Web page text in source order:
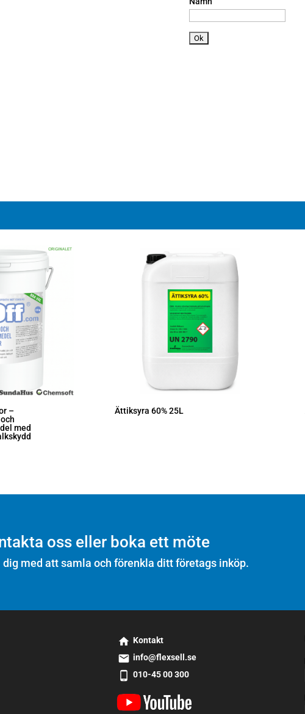
ic
o
n
–
med
Ättiksyra 60% 25L
oss eller boka ett möte
dig med att samla och förenkla ditt företags inköp.
s
m
t2
h
o
Kontakt
s
m
t1
e
info@flexsell.se
m
010-45 00 300